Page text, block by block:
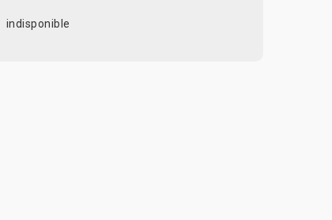
indisponible